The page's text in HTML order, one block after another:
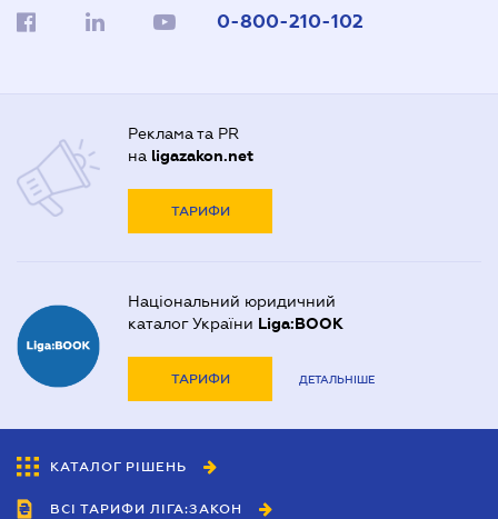
0-800-210-102
Реклама та PR
на ligazakon.net
ТАРИФИ
Національний юридичний
каталог України Liga:BOOK
ТАРИФИ ДЕТАЛЬНІШЕ
КАТАЛОГ РІШЕНЬ
ВСІ ТАРИФИ ЛІГА:ЗАКОН